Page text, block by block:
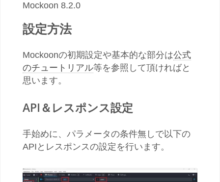
Mockoon 8.2.0
設定方法
Mockoonの初期設定や基本的な部分は公式
のチュートリアル等を参照して頂ければと
思います。
API＆レスポンス設定
手始めに、パラメータの条件無しで以下の
APIとレスポンスの設定を行います。